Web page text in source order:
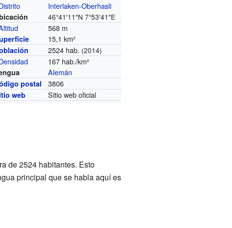
Interlaken-Oberhasli
46°41′11″N 7°53′41″E
568 m
15,1 km²
2524 hab. (2014)
167 hab./km²
Alemán
postal 3806
web Sitio web oficial
de 2524 habitantes. Esto
principal que se habla aquí es